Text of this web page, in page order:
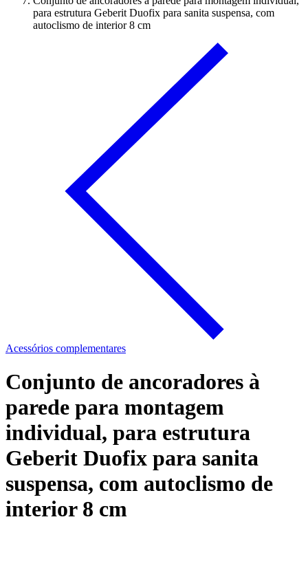
para estrutura Geberit Duofix para sanita suspensa, com
autoclismo de interior 8 cm
Acessórios complementares
Conjunto de ancoradores à
parede para montagem
individual, para estrutura
Geberit Duofix para sanita
suspensa, com autoclismo de
interior 8 cm